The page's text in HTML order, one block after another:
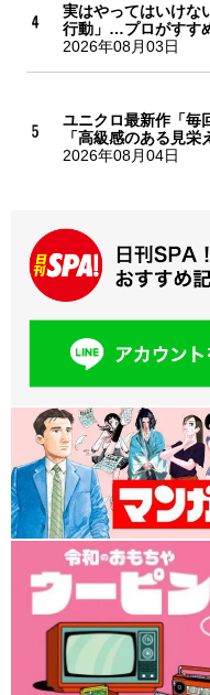
実はやってはいけな
行動」…プロがすす
2026年08月03日
ユニクロ最新作「毎
「高級感のある見
2026年08月04日